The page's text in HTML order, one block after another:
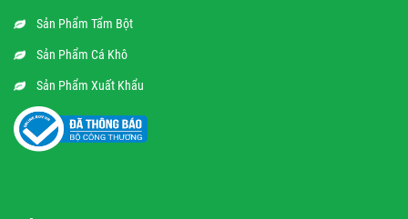
Sản Phẩm Tẩm Bột
Sản Phẩm Cá Khô
Sản Phẩm Xuất Khẩu